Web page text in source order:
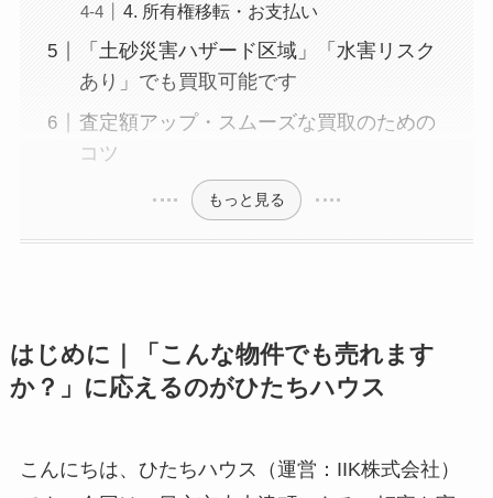
4. 所有権移転・お支払い
「土砂災害ハザード区域」「水害リスク
あり」でも買取可能です
査定額アップ・スムーズな買取のための
コツ
もっと見る
はじめに｜「こんな物件でも売れます
か？」に応えるのがひたちハウス
こんにちは、ひたちハウス（運営：IIK株式会社）